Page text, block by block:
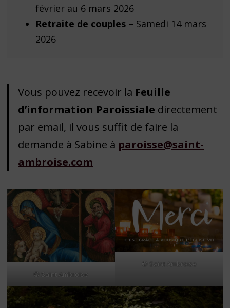
février au 6 mars 2026
Retraite de couples – Samedi 14 mars
2026
Vous pouvez recevoir la Feuille
d’information Paroissiale directement
par email, il vous suffit de faire la
demande à Sabine à paroisse@saint-
ambroise.com
© Saint Ambroise
© Saint Ambroise